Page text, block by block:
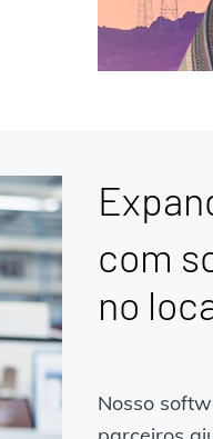
com
no
Nosso